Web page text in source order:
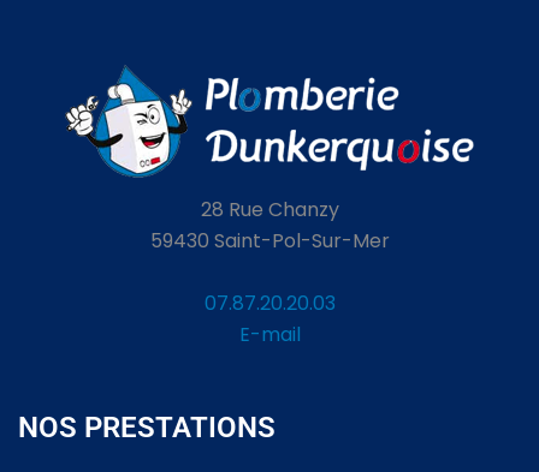
28 Rue Chanzy
59430 Saint-Pol-Sur-Mer
07.87.20.20.03
E-mail
NOS PRESTATIONS